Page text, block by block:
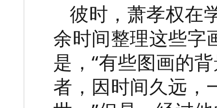
彼时，萧孝权在
余时间整理这些字
是，“有些图画的
者，因时间久远，